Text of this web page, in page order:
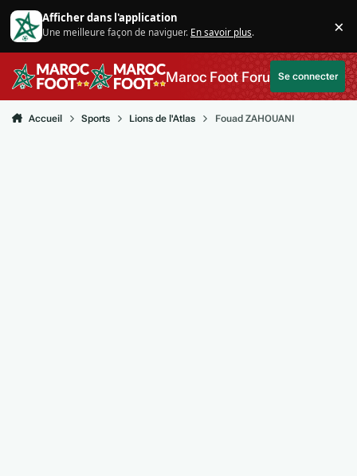
Aller au contenu
Afficher dans l'application
Une meilleure façon de naviguer. En savoir plus. ×
Maroc Foot ForumSe connecter
Accueil Sports Lions de l'Atlas Fouad ZAHOUANI